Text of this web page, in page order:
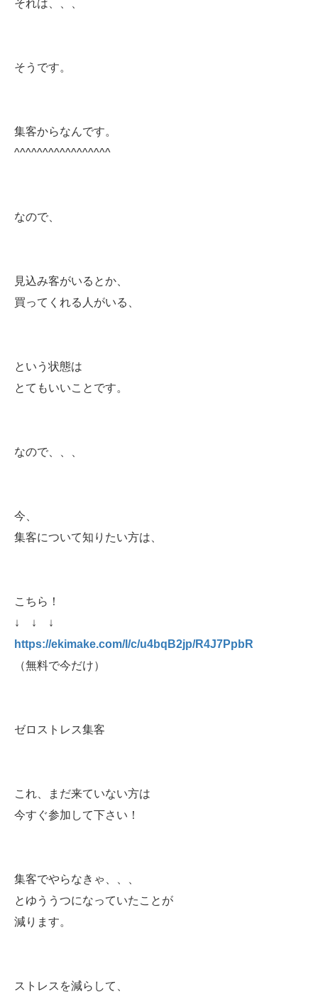
それは、、、
そうです。
集客からなんです。
^^^^^^^^^^^^^^^^^
なので、
見込み客がいるとか、
買ってくれる人がいる、
という状態は
とてもいいことです。
なので、、、
今、
集客について知りたい方は、
こちら！
↓ ↓ ↓
https://ekimake.com/l/c/u4bqB2jp/R4J7PpbR
（無料で今だけ）
ゼロストレス集客
これ、まだ来ていない方は
今すぐ参加して下さい！
集客でやらなきゃ、、、
とゆううつになっていたことが
減ります。
ストレスを減らして、